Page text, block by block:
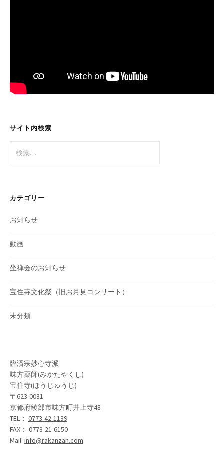
サイト内検索
索:
カテゴリー
お知らせ
動画
坐禅会のお知らせ
宝住寺文化祭（旧お月見コンサート）
未分類
臨済宗妙心寺派
味方薬師(みかたやくし)
宝住寺(ほうじゅうじ)
〒623-0031
京都府綾部市味方町井上寺48
TEL： 0773-42-1139
FAX： 0773-21-6150
Mail: info@rakanzan.com